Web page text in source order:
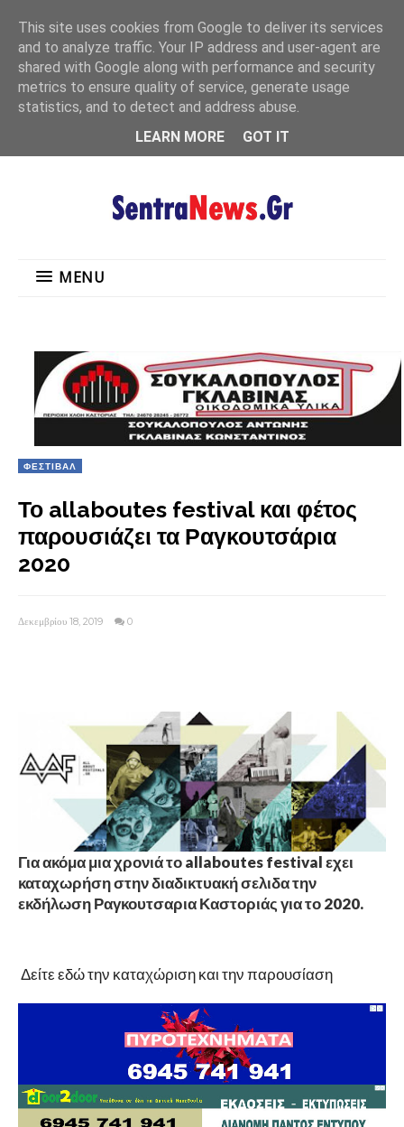
MENU
MENU
ΦΕΣΤΙΒΑΛ
Το allaboutes festival και φέτος
παρουσιάζει τα Ραγκουτσάρια
2020
Δεκεμβρίου 18, 2019 0
Για ακόμα μια χρονιά το allaboutes festival εχει
καταχωρήση στην διαδικτυακή σελιδα την
εκδήλωση Ραγκουτσαρια Καστοριάς για το 2020.
Δείτε εδώ την καταχώριση και την παρουσίαση
This site uses cookies from Google to deliver its services
and to analyze traffic. Your IP address and user-agent are
shared with Google along with performance and security
metrics to ensure quality of service, generate usage
statistics, and to detect and address abuse.
LEARN MORE
GOT IT